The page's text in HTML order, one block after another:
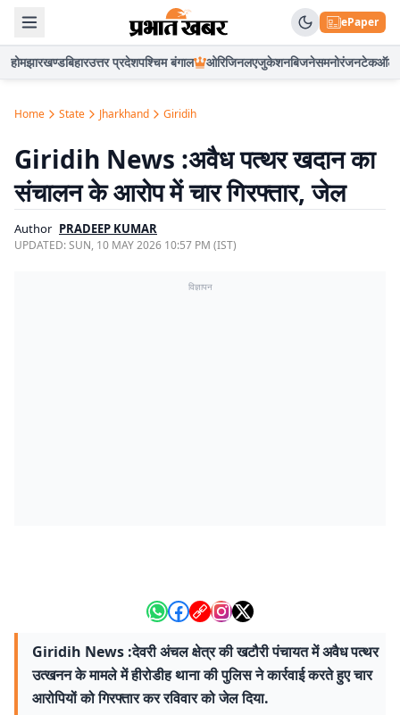
ePaper
होमझारखण्डबिहारउत्तर प्रदेशपश्चिम बंगाल ओरिजिनलएजुकेशनबिजनेसमनोरंजनटेकऑटो
Home State Jharkhand Giridih
Giridih News :अवैध पत्थर खदान का
संचालन के आरोप में चार गिरफ्तार, जेल
Author PRADEEP KUMAR
UPDATED:SUN, 10 MAY 2026 10:57 PM (IST)
विज्ञापन
Giridih News :देवरी अंचल क्षेत्र की खटौरी पंचायत में अवैध पत्थर
उत्खनन के मामले में हीरोडीह थाना की पुलिस ने कार्रवाई करते हुए चार
आरोपियों को गिरफ्तार कर रविवार को जेल दिया.